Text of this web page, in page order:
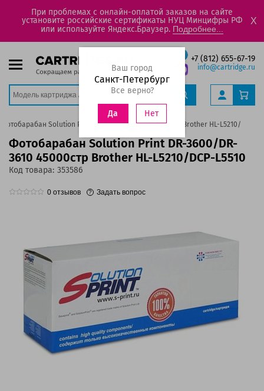
При проблемах с онлайн-оплатой заказов на сайте
установите российские сертификаты НУЦ Минцифры РФ
или используйте Яндекс.Браузер. Подробнее...
X
+7 (812) 655-67-19
info@cartridge.ru
Ваш город
Санкт-Петербург
Все верно?
Да Нет
Фотобарабан Solution Print DR-3600/DR-3610 45000стр Brother HL-L5210/DCP-
Фотобарабан Solution Print DR-3600/DR-
3610 45000стр Brother HL-L5210/DCP-L5510
Код товара: 353586
0 отзывов Задать вопрос